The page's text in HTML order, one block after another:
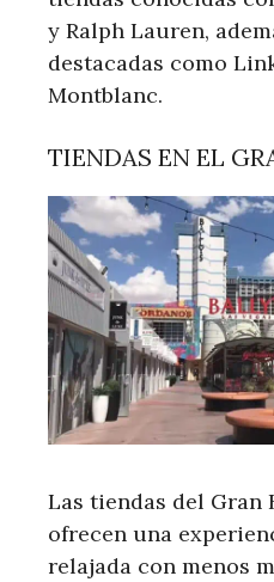
y Ralph Lauren,
destacadas como
Montblanc.
TIENDAS EN EL
Las tiendas del Gran
ofrecen una
relajada con menos